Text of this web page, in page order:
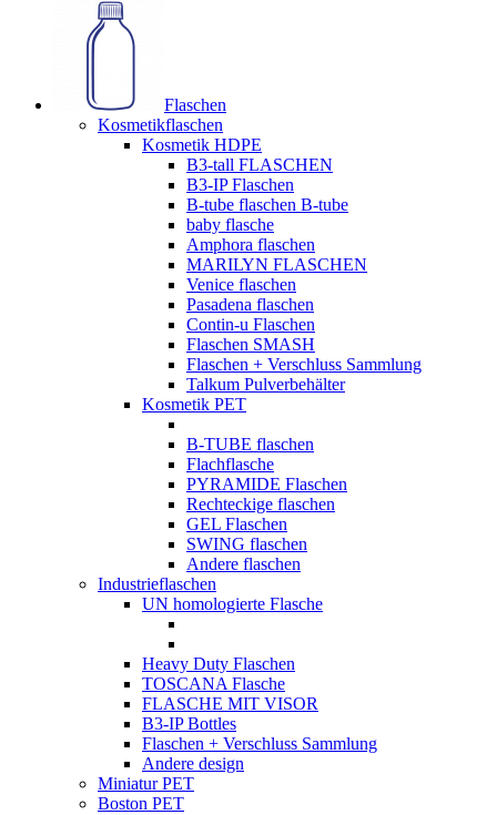
Flaschen
Kosmetikflaschen
Kosmetik HDPE
B3-tall FLASCHEN
B3-IP Flaschen
B-tube flaschen B-tube
baby flasche
Amphora flaschen
MARILYN FLASCHEN
Venice flaschen
Pasadena flaschen
Contin-u Flaschen
Flaschen SMASH
Flaschen + Verschluss Sammlung
Talkum Pulverbehälter
Kosmetik PET
B-TUBE flaschen
Flachflasche
PYRAMIDE Flaschen
Rechteckige flaschen
GEL Flaschen
SWING flaschen
Andere flaschen
Industrieflaschen
UN homologierte Flasche
Heavy Duty Flaschen
TOSCANA Flasche
FLASCHE MIT VISOR
B3-IP Bottles
Flaschen + Verschluss Sammlung
Andere design
Miniatur PET
Boston PET